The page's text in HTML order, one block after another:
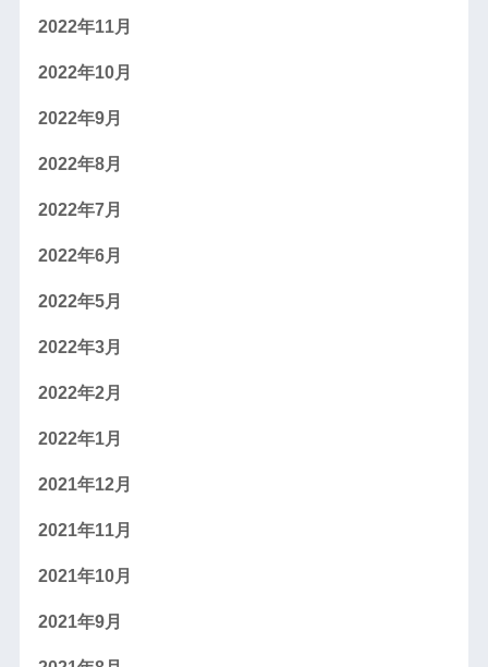
2022年11月
2022年10月
2022年9月
2022年8月
2022年7月
2022年6月
2022年5月
2022年3月
2022年2月
2022年1月
2021年12月
2021年11月
2021年10月
2021年9月